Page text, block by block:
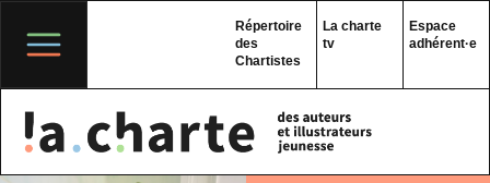
content
Répertoire
des
Chartistes
La charte
tv
Espace
adhérent·e